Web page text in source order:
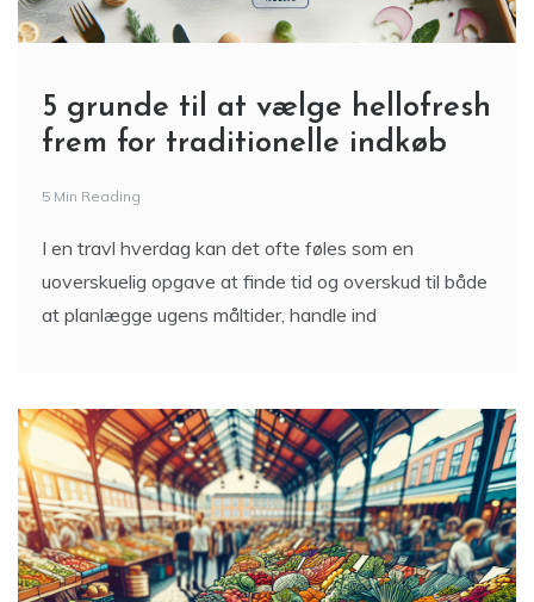
5 grunde til at vælge hellofresh
frem for traditionelle indkøb
5 Min Reading
I en travl hverdag kan det ofte føles som en
uoverskuelig opgave at finde tid og overskud til både
at planlægge ugens måltider, handle ind